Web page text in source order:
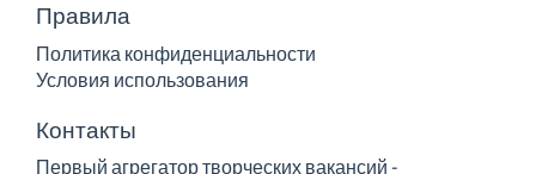
Правила
Политика конфиденциальности
Условия использования
Контакты
Первый агрегатор творческих вакансий -